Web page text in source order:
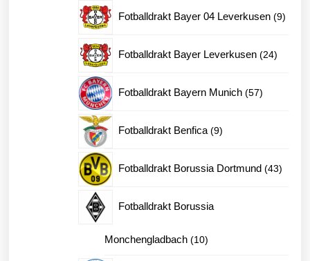
Fotballdrakt Bayer 04 Leverkusen 99
Fotballdrakt Bayer Leverkusen 2424
Fotballdrakt Bayern Munich 5757
Fotballdrakt Benfica 99
Fotballdrakt Borussia Dortmund 4343
Fotballdrakt Borussia
Monchengladbach 1010